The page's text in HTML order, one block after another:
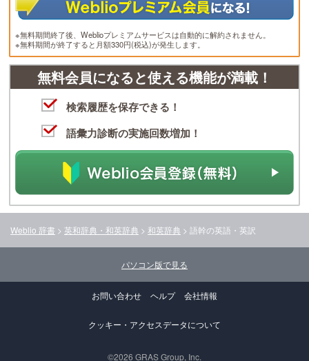
※無料期間終了後、Weblioプレミアムサービスは自動的に解約されません。
※無料期間が終了すると月額330円(税込)が発生します。
無料会員になると使える機能が満載！
検索履歴を保存できる！
語彙力診断の実施回数増加！
Weblio 辞書 > 英和辞典・和英辞典 > 和英辞典 > 語幹の英語・英訳
パソコン版で見る
お問い合わせ ヘルプ 会社情報
クッキー・アクセスデータについて
©2026 GRAS Group, Inc.